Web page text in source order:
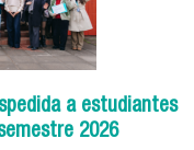
a estudiantes
2026